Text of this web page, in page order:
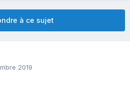
à ce sujet
2019